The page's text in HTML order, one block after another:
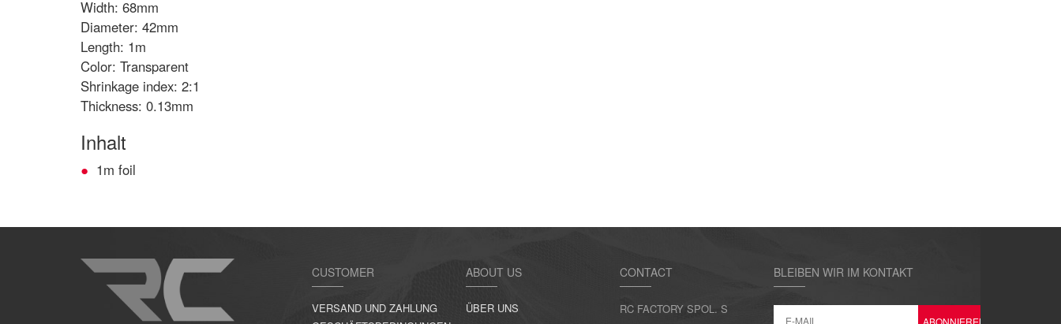
Width: 68mm
Diameter: 42mm
Length: 1m
Color: Transparent
Shrinkage index: 2:1
Thickness: 0.13mm
Inhalt
1m foil
CUSTOMER
VERSAND UND ZAHLUNG
ABOUT US
ÜBER UNS
CONTACT
RC FACTORY SPOL. S
BLEIBEN WIR IM KONTAKT